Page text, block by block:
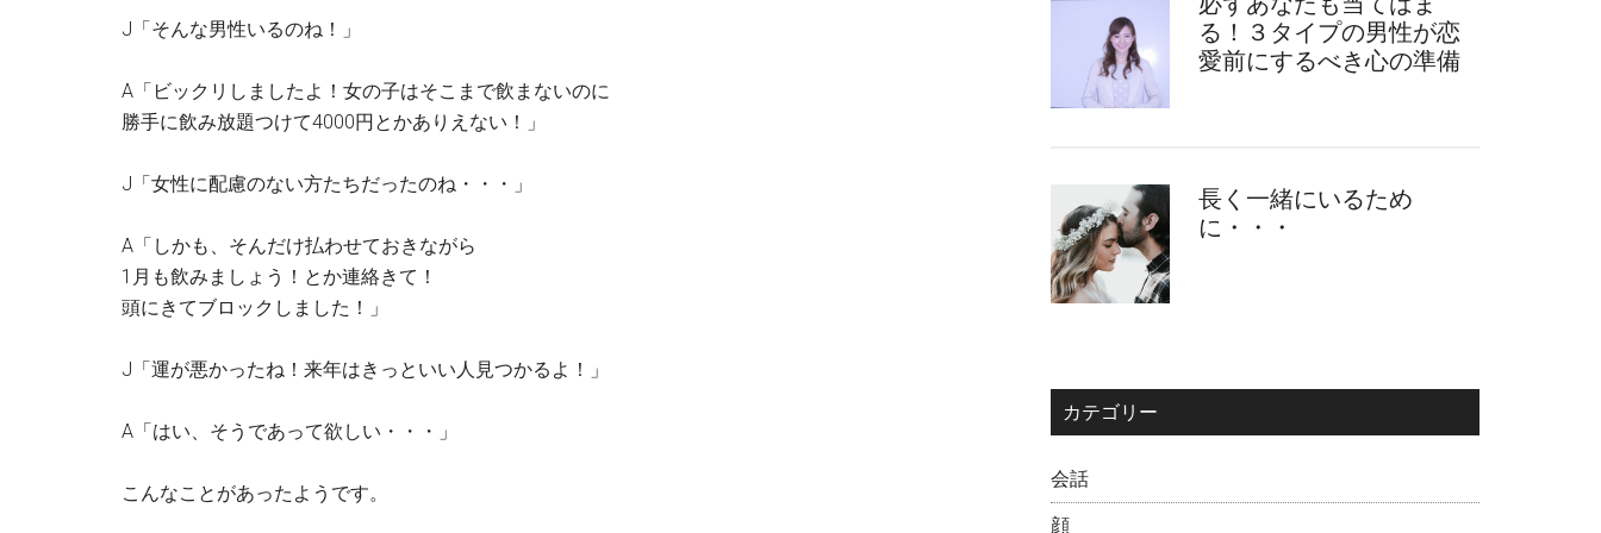
J「そんな男性いるのね！」
A「ビックリしましたよ！女の子はそこまで飲まないのに
勝手に飲み放題つけて4000円とかありえない！」
J「女性に配慮のない方たちだったのね・・・」
A「しかも、そんだけ払わせておきながら
1月も飲みましょう！とか連絡きて！
頭にきてブロックしました！」
J「運が悪かったね！来年はきっといい人見つかるよ！」
A「はい、そうであって欲しい・・・」
こんなことがあったようです。
る！３タイプの男性が恋
愛前にするべき心の準備
長く一緒にいるため
に・・・
カテゴリー
会話
顔